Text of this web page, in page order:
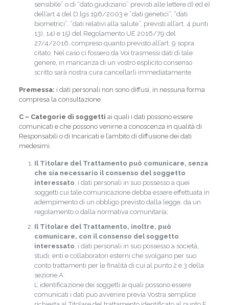
sensibile” o di “dato giudiziario” previsti alle lettere d) ed e)
dell’art 4 del D.lgs 196/2003 e “dati genetici”, “dati
biometrici”, “dati relativi alla salute”, previsti all’art. 4 punti
13), 14) e 15) del Regolamento UE 2016/79 del
27/4/2016, compreso quanto previsto all’art. 9 sopra
citato. Nel caso ci fossero da Voi trasmessi dati di tale
genere, in mancanza di un vostro esplicito consenso
scritto sarà nostra cura cancellarli immediatamente.
Premessa: i dati personali non sono diffusi, in nessuna forma
compresa la consultazione.
C – Categorie di soggetti ai quali i dati possono essere
comunicati e che possono venirne a conoscenza in qualità di
Responsabili o di Incaricati e l’ambito di diffusione dei dati
medesimi.
Il Titolare del Trattamento può comunicare, senza
che sia necessario il consenso del soggetto
interessato, i dati personali in suo possesso a quei
soggetti cui tale comunicazione debba essere effettuata in
adempimento di un obbligo previsto dalla legge, da un
regolamento o dalla normativa comunitaria;
Il Titolare del Trattamento, inoltre, può
comunicare, con il consenso del soggetto
interessato, i dati personali in suo possesso a società,
studi, enti e collaboratori esterni che svolgano per suo
conto trattamenti per le finalità di cui al punto 2 e 3 della
sezione A.
L’ identificazione dei soggetti ai quali possono essere
comunicati i dati può avvenire previa Vostra semplice